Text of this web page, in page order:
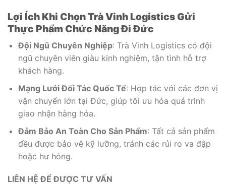
Lợi Ích Khi Chọn Trà Vinh Logistics Gửi
Thực Phẩm Chức Năng Đi Đức
Đội Ngũ Chuyên Nghiệp: Trà Vinh Logistics có đội
ngũ chuyên viên giàu kinh nghiệm, tận tình hỗ trợ
khách hàng.
Mạng Lưới Đối Tác Quốc Tế: Hợp tác với các đơn vị
vận chuyển lớn tại Đức, giúp tối ưu hóa quá trình
giao nhận hàng hóa.
Đảm Bảo An Toàn Cho Sản Phẩm: Tất cả sản phẩm
đều được bảo vệ kỹ lưỡng, tránh các rủi ro va đập
hoặc hư hỏng.
LIÊN HỆ ĐỂ ĐƯỢC TƯ VẤN